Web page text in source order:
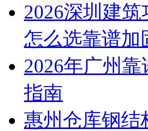
2026深圳建
怎么选靠谱加
2026年广州
指南
惠州仓库钢结